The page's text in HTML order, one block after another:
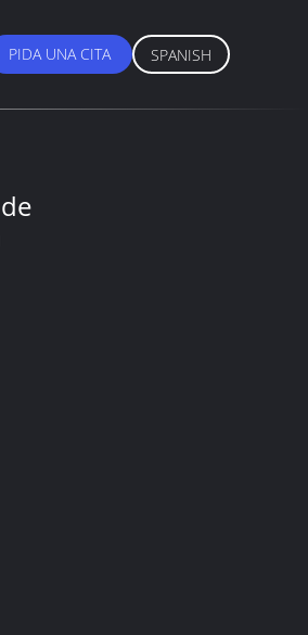
PIDA UNA CITA SPANISH